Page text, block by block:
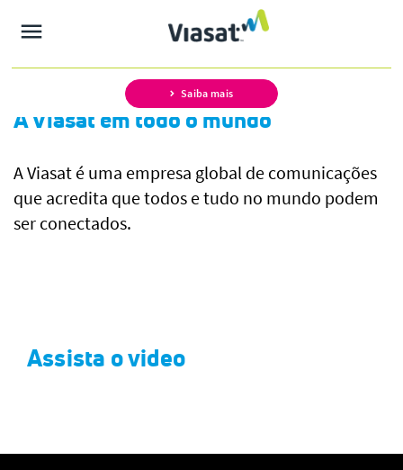
Saiba mais
A Viasat em todo o mundo
A Viasat é uma empresa global de comunicações
que acredita que todos e tudo no mundo podem
ser conectados.
Assista o video